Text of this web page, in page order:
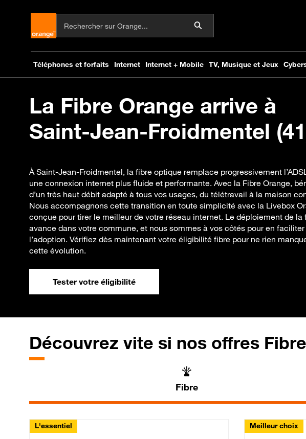
La Fibre Orange arrive à
Saint-Jean-Froidmentel
À Saint-Jean-Froidmentel, la fibre optique remplace progressivement
une connexion internet plus fluide et performante. Avec la Fibre Orange,
d’un très haut débit adapté à tous vos usages, du télétravail à la maison
Nous accompagnons cette transition en toute simplicité avec la Livebox
conçue pour tirer le meilleur de votre réseau internet. Le déploiement de la
avance dans votre commune, et nous sommes à vos côtés pour en faciliter
l’adoption. Vérifiez dès maintenant votre éligibilité fibre pour ne rien
cette évolution.
Tester votre éligibilité
Découvrez vite si nos offres
Fibre
L'essentiel Meilleur choix